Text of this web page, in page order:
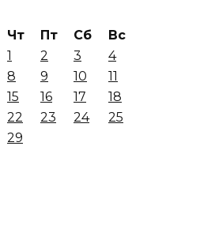
Чт Пт Сб
Вс
1
2 3
4
8 9 10
11
15 16 17
18
22 23 24
25
29